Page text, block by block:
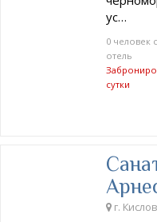
ус…
0 человек
отель
сутки
г.